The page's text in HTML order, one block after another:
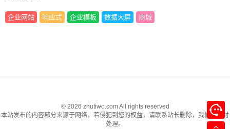
企业网站 响应式 企业模板 数据大屏 商城
© 2026 zhutiwo.com All rights reserved
本站发布的内容部分来源于网络，若侵犯到您的权益，请联系站长删除，我们将及时
处理。